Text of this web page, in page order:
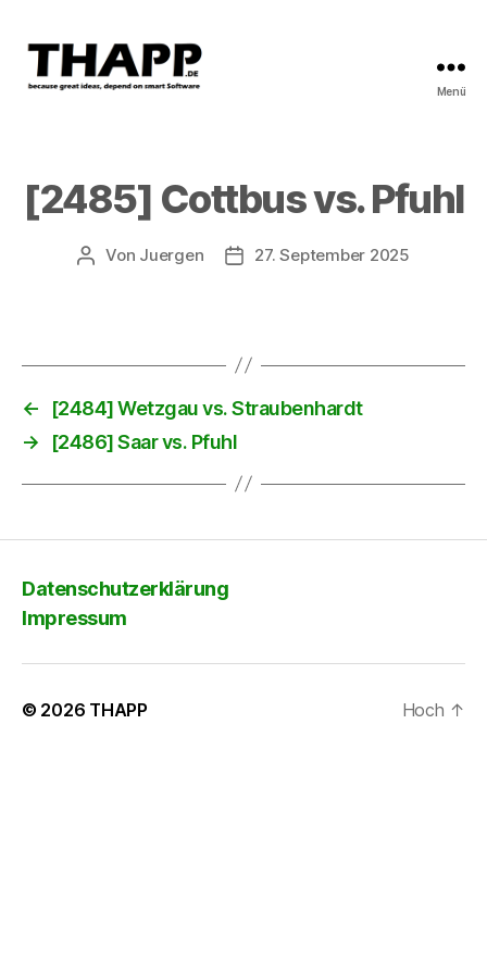
Menü
[2485] Cottbus vs. Pfuhl
Beitragsautor
Von Juergen Beitragsdatum
27. September 2025
←
[2484] Wetzgau vs. Straubenhardt
→
[2486] Saar vs. Pfuhl
Datenschutzerklärung
Impressum
© 2026 THAPP Hoch ↑